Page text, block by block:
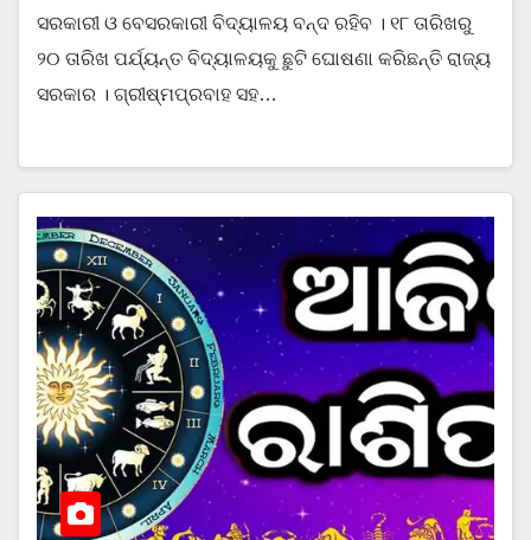
ସରକାରୀ ଓ ବେସରକାରୀ ବିଦ୍ୟାଳୟ ବନ୍ଦ ରହିବ । ୧୮ ତାରିଖରୁ
୨୦ ତାରିଖ ପର୍ଯ୍ୟନ୍ତ ବିଦ୍ୟାଳୟକୁ ଛୁଟି ଘୋଷଣା କରିଛନ୍ତି ରାଜ୍ୟ
ସରକାର । ଗ୍ରୀଷ୍ମପ୍ରବାହ ସହ…